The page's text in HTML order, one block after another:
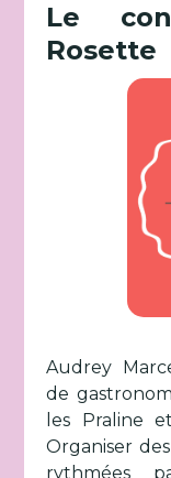
Le
Rosette
Audrey
de
les Praline
Organiser
rythmées